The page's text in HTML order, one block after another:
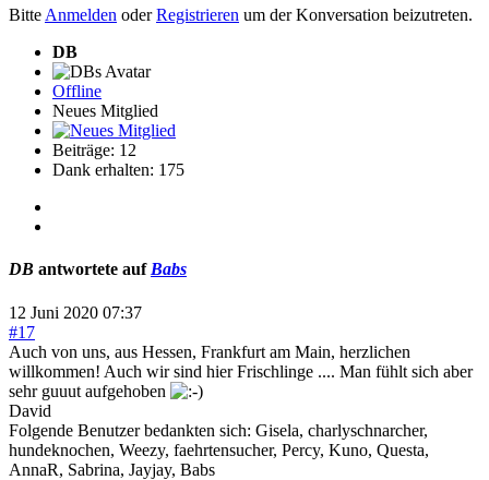
Bitte Anmelden oderRegistrieren um der Konversation beizutreten.
DB
Offline
Neues Mitglied
Beiträge: 12
Dank erhalten: 175
DB antwortete auf Babs
12 Juni 2020 07:37
#17
Auch von uns, aus Hessen, Frankfurt am Main, herzlichen
willkommen! Auch wir sind hier Frischlinge .... Man fühlt sich aber
sehr guuut aufgehoben
David
Folgende Benutzer bedankten sich: Gisela, charlyschnarcher,
hundeknochen, Weezy, faehrtensucher, Percy, Kuno, Questa,
AnnaR, Sabrina, Jayjay, Babs